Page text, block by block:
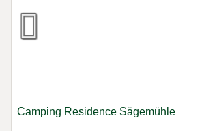
Camping Residence Sägemühle